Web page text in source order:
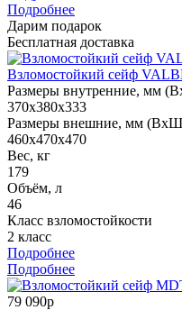
Подробнее
Дарим подарок
Бесплатная доставка
Взломостойкий сейф
Размеры внутренние, мм
370x380x333
Размеры внешние, мм
460x470x470
Вес, кг
179
Объём, л
46
Класс взломостойкости
2 класс
Подробнее
Подробнее
79 090р